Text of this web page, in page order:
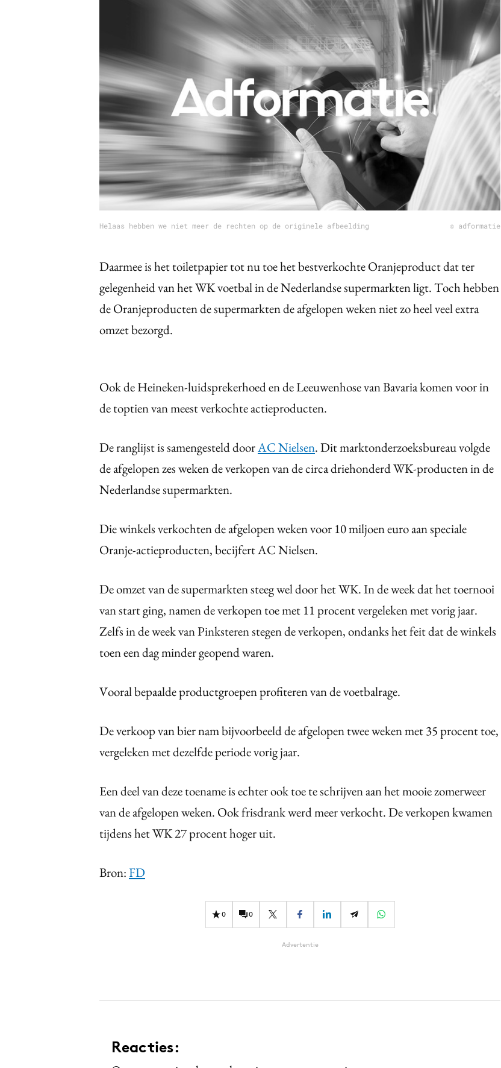
Gedragsverandering
Influencer marketing
Interne communicatie
Purpose Marketing
Reputatie & crisis
Helaas hebben we niet meer de rechten op de originele afbeelding © adformatie
Daarmee is het toiletpapier tot nu toe het bestverkochte Oranjeproduct dat ter
gelegenheid van het WK voetbal in de Nederlandse supermarkten ligt. Toch hebben
de Oranjeproducten de supermarkten de afgelopen weken niet zo heel veel extra
omzet bezorgd.
Ook de Heineken-luidsprekerhoed en de Leeuwenhose van Bavaria komen voor in
de toptien van meest verkochte actieproducten.
De ranglijst is samengesteld doorAC Nielsen. Dit marktonderzoeksbureau volgde
de afgelopen zes weken de verkopen van de circa driehonderd WK-producten in de
Nederlandse supermarkten.
Die winkels verkochten de afgelopen weken voor 10 miljoen euro aan speciale
Oranje-actieproducten, becijfert AC Nielsen.
De omzet van de supermarkten steeg wel door het WK. In de week dat het toernooi
van start ging, namen de verkopen toe met 11 procent vergeleken met vorig jaar.
Zelfs in de week van Pinksteren stegen de verkopen, ondanks het feit dat de winkels
toen een dag minder geopend waren.
Vooral bepaalde productgroepen profiteren van de voetbalrage.
De verkoop van bier nam bijvoorbeeld de afgelopen twee weken met 35 procent toe,
vergeleken met dezelfde periode vorig jaar.
Een deel van deze toename is echter ook toe te schrijven aan het mooie zomerweer
van de afgelopen weken. Ook frisdrank werd meer verkocht. De verkopen kwamen
tijdens het WK 27 procent hoger uit.
Bron:FD
0 0
Advertentie
Reacties: